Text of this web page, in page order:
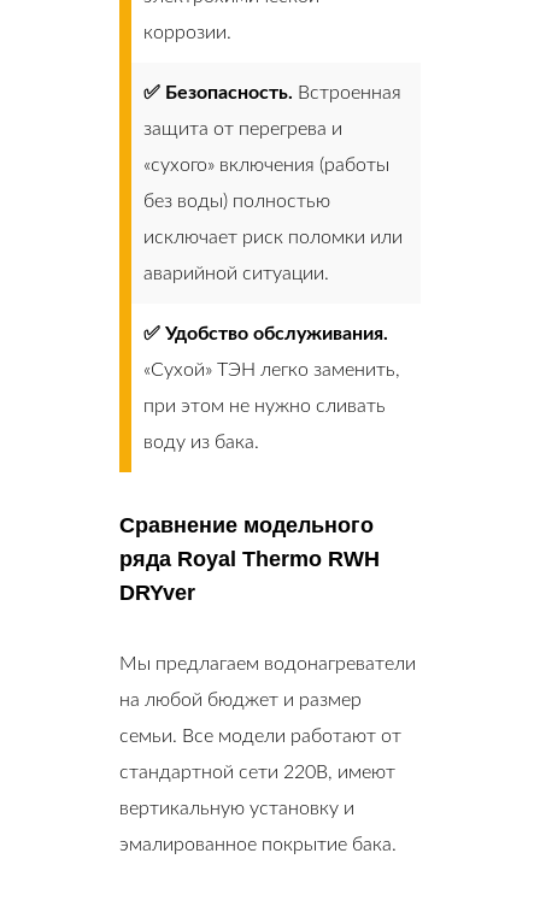
коррозии.
✅ Безопасность. Встроенная
защита от перегрева и
«сухого» включения (работы
без воды) полностью
исключает риск поломки или
аварийной ситуации.
✅ Удобство обслуживания.
«Сухой» ТЭН легко заменить,
при этом не нужно сливать
воду из бака.
Сравнение модельного
ряда Royal Thermo RWH
DRYver
Мы предлагаем водонагреватели
на любой бюджет и размер
семьи. Все модели работают от
стандартной сети 220В, имеют
вертикальную установку и
эмалированное покрытие бака.